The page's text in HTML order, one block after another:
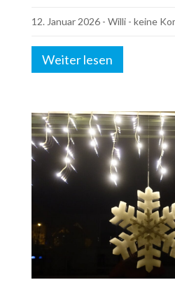
12. Januar 2026 - Willi - keine
Weiter lesen